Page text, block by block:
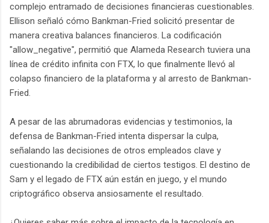
complejo entramado de decisiones financieras cuestionables.
Ellison señaló cómo Bankman-Fried solicitó presentar de
manera creativa balances financieros. La codificación
"allow_negative", permitió que Alameda Research tuviera una
línea de crédito infinita con FTX, lo que finalmente llevó al
colapso financiero de la plataforma y al arresto de Bankman-
Fried.
A pesar de las abrumadoras evidencias y testimonios, la
defensa de Bankman-Fried intenta dispersar la culpa,
señalando las decisiones de otros empleados clave y
cuestionando la credibilidad de ciertos testigos. El destino de
Sam y el legado de FTX aún están en juego, y el mundo
criptográfico observa ansiosamente el resultado.